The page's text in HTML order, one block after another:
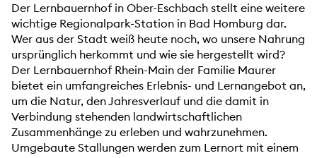
Der Lernbauernhof in Ober-Eschbach stellt eine weitere
wichtige Regionalpark-Station in Bad Homburg dar.
Wer aus der Stadt weiß heute noch, wo unsere Nahrung
ursprünglich herkommt und wie sie hergestellt wird?
Der Lernbauernhof Rhein-Main der Familie Maurer
bietet ein umfangreiches Erlebnis- und Lernangebot an,
um die Natur, den Jahresverlauf und die damit in
Verbindung stehenden landwirtschaftlichen
Zusammenhänge zu erleben und wahrzunehmen.
Umgebaute Stallungen werden zum Lernort mit einem